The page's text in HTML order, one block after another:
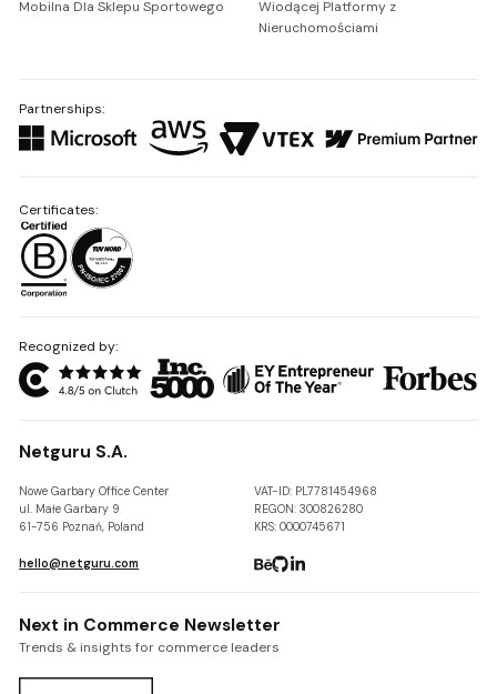
Mobilna Dla Sklepu Sportowego
Wiodącej Platformy z
Nieruchomościami
Partnerships:
Recognized by:
Netguru S.A.
Nowe Garbary Office Center
ul. Małe Garbary 9
61-756 Poznań, Poland
VAT-ID: PL7781454968
REGON: 300826280
KRS: 0000745671
hello@netguru.com
Certificates:
Next in Commerce Newsletter
Trends & insights for commerce leaders